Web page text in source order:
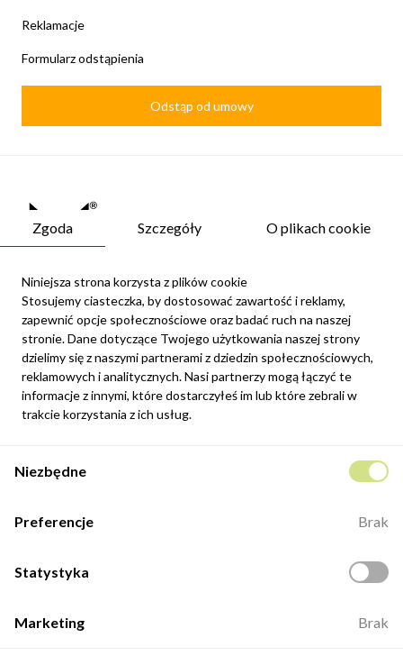
Reklamacje
Formularz odstąpienia
Odstąp od umowy
Newsletter
Możesz zrezygnować w każdej chwili. W tym celu należy odnaleźć
szczegóły w naszej informacji prawnej.
Zapisz się
internetowego.
Kontakt
Otwarte: 8:00 -16:00
Zgoda Szczegóły O plikach cookie
Niniejsza strona korzysta z plików cookie
Stosujemy ciasteczka, by dostosować zawartość i reklamy,
zapewnić opcje społecznościowe oraz badać ruch na naszej
stronie. Dane dotyczące Twojego użytkowania naszej strony
dzielimy się z naszymi partnerami z dziedzin społecznościowych,
reklamowych i analitycznych. Nasi partnerzy mogą łączyć te
informacje z innymi, które dostarczyłeś im lub które zebrali w
trakcie korzystania z ich usług.
Niezbędne
Preferencje Brak
Statystyka
Marketing Brak